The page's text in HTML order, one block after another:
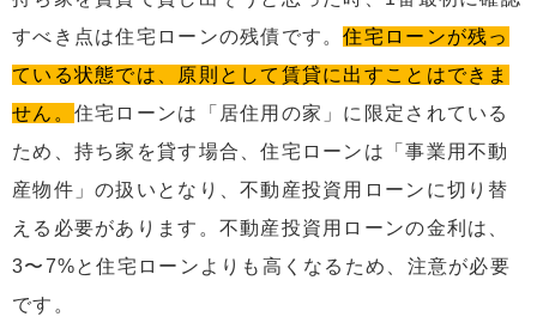
すべき点は住宅ローンの残債です。住宅ローンが残っ
ている状態では、原則として賃貸に出すことはできま
せん。 住宅ローンは「居住用の家」に限定されている
ため、持ち家を貸す場合、住宅ローンは「事業用不動
産物件」の扱いとなり、不動産投資用ローンに切り替
える必要があります。不動産投資用ローンの金利は、
3〜7%と住宅ローンよりも高くなるため、注意が必要
です。